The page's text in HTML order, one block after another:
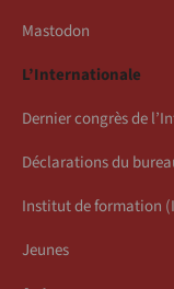
Mastodon
L’Internationale
Dernier congrès de
Déclarations du
Institut de formation
Jeunes